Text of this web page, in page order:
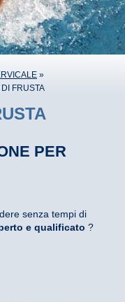
»
FRUSTA
PER
senza tempi di
e qualificato ?